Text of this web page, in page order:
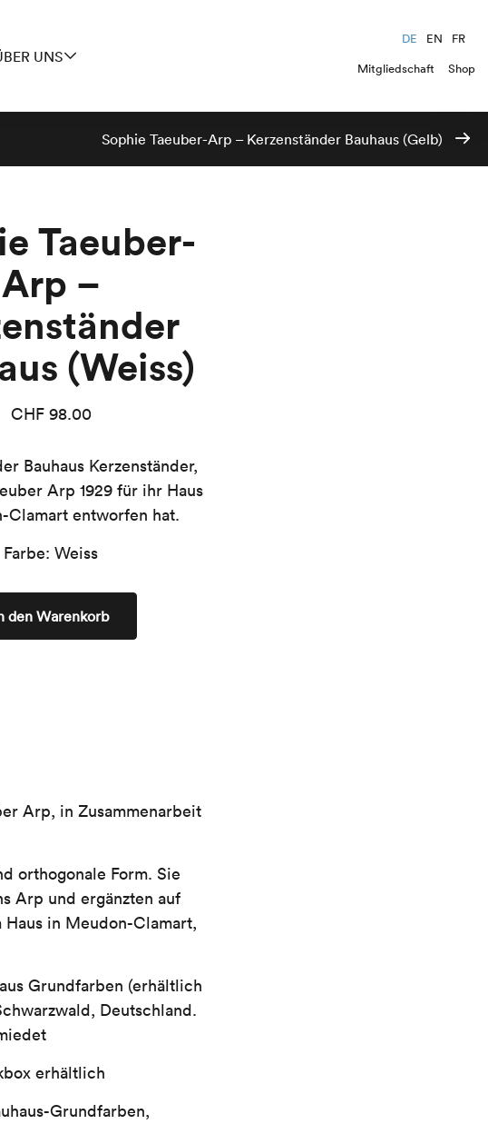
UNS
DE EN
FR
Mitgliedschaft
Shop
Sophie Taeuber-Arp – Kerzenständer Bauhaus (Gelb)
Taeuber-
Arp –
(Weiss)
CHF98.00
Bauhaus Kerzenständer,
Arp 1929 für ihr Haus
Clamart entworfen hat.
Farbe: Weiss
den Warenkorb
Arp, in Zusammenarbeit
orthogonale Form. Sie
Arp und ergänzten auf
in Meudon-Clamart,
Grundfarben (erhältlich
Deutschland.
erhältlich
Grundfarben,